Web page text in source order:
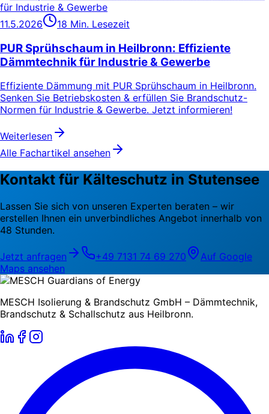
11.5.2026 18 Min. Lesezeit
PUR Sprühschaum in Heilbronn: Effiziente
Dämmtechnik für Industrie & Gewerbe
Effiziente Dämmung mit PUR Sprühschaum in Heilbronn.
Senken Sie Betriebskosten & erfüllen Sie Brandschutz-
Normen für Industrie & Gewerbe. Jetzt informieren!
Weiterlesen
Alle Fachartikel ansehen
Kontakt für Kälteschutz in Stutensee
Lassen Sie sich von unseren Experten beraten – wir
erstellen Ihnen ein unverbindliches Angebot innerhalb von
48 Stunden.
Jetzt anfragen +49 7131 74 69 270
Auf Google
Maps ansehen
MESCH Isolierung & Brandschutz GmbH – Dämmtechnik,
Brandschutz & Schallschutz aus Heilbronn.